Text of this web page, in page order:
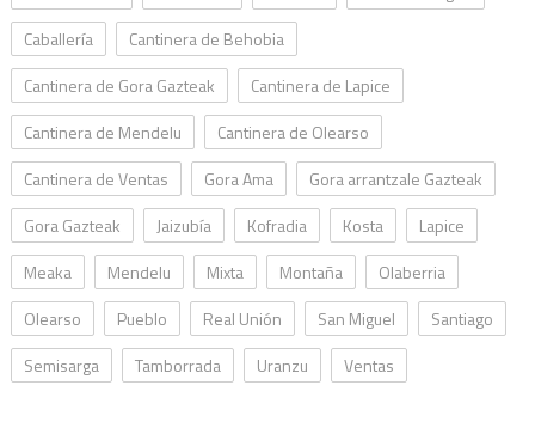
Caballería
Cantinera de Behobia
Cantinera de Gora Gazteak
Cantinera de Lapice
Cantinera de Mendelu
Cantinera de Olearso
Cantinera de Ventas
Gora Ama
Gora arrantzale Gazteak
Gora Gazteak
Jaizubía Kofradia Kosta
Lapice
Meaka
Mendelu Mixta Montaña
Olaberria
Olearso
Pueblo Real Unión San Miguel
Santiago
Semisarga
Tamborrada Uranzu Ventas